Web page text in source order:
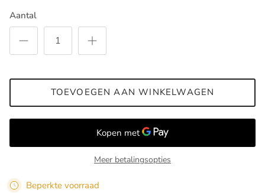
Aantal
TOEVOEGEN AAN WINKELWAGEN
Meer betalingsopties
Beperkte voorraad